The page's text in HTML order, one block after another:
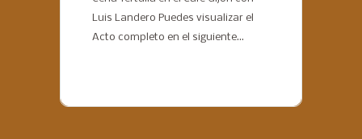
Luis Landero Puedes visualizar el
Acto completo en el siguiente...